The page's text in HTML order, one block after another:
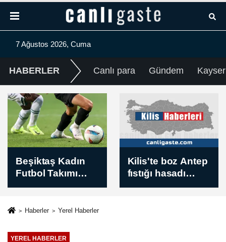
7 Ağustos 2026, Cuma
HABERLER Canlı para Gündem
Kilis'te boz Antep
fıstığı hasadı
başladı
Bakan Yumaklı,
Kars'ta başlayan
Güvenli
Haberler Yerel Haberler
YEREL HABERLER